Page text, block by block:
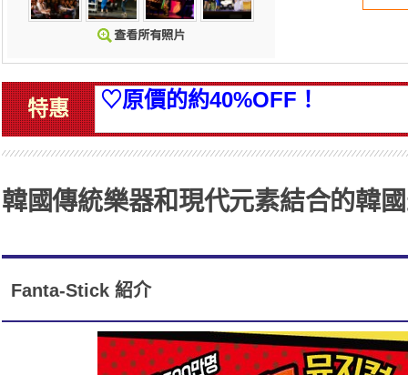
特惠 ♡原價的約40%OFF！
韓國傳統樂器和現代元素結合的韓
Fanta-Stick 紹介